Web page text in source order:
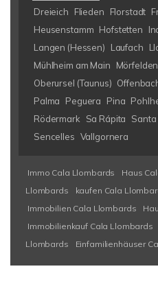
Dreieich
Flieden Florstadt
Heusenstamm Hofstetten
Langen (Hessen)
Laufach
Mühlheim am Main
Oberursel (Taunus)
Palma
Peguera Pina
Rödermark
Sa Rápita
Sencelles Vallgornera
Immo Cala Llombards Haus
Llombards
kaufen Cala
Immobilien Cala Llombards
Immobilienkauf Cala Llombards
Llombards
Einfamilienhäuser